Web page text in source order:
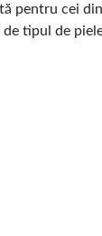
pentru cei
tipul de